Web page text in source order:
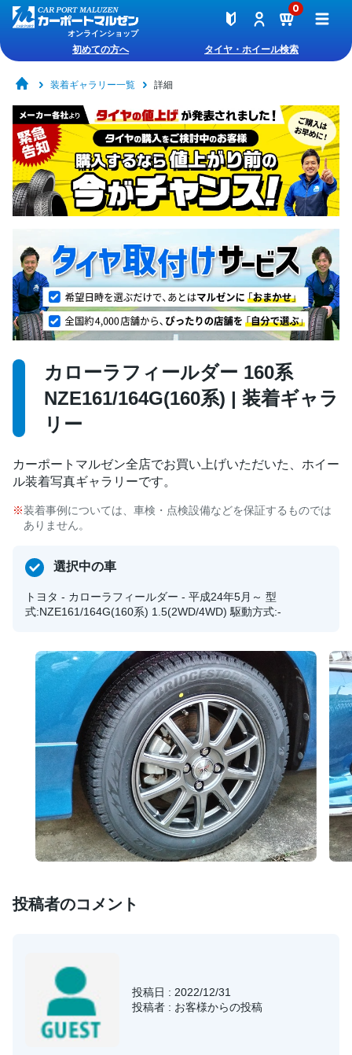
オンラインショップ
0
初めての方へ タイヤ・ホイール検索
装着ギャラリー一覧 詳細
カローラフィールダー 160系
NZE161/164G(160系) | 装着ギャラ
リー
カーポートマルゼン全店でお買い上げいただいた、ホイー
ル装着写真ギャラリーです。
装着事例については、車検・点検設備などを保証するものでは
ありません。
選択中の車
トヨタ - カローラフィールダー - 平成24年5月～ 型
式:NZE161/164G(160系) 1.5(2WD/4WD) 駆動方式:-
投稿者のコメント
投稿日 : 2022/12/31
投稿者 : お客様からの投稿